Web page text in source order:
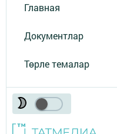
Главная
Документлар
Төрле темалар